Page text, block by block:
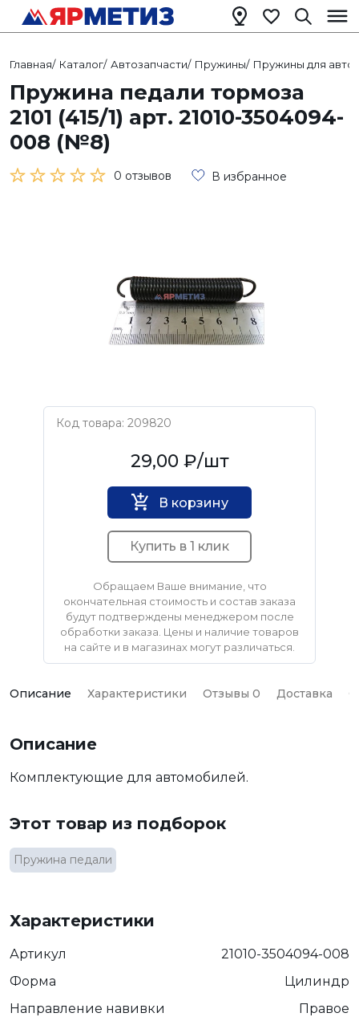
Главная/ Каталог/ Автозапчасти/ Пружины/ Пружины для
Пружина педали тормоза
2101 (415/1) арт. 21010-3504094-
008 (№8)
0 отзывов В избранное
Код товара: 209820
Нет бренда29,00 ₽/шт
В корзину
Купить в 1 клик
Обращаем Ваше внимание, что
окончательная стоимость и состав заказа
будут подтверждены менеджером после
обработки заказа. Цены и наличие товаров
на сайте и в магазинах могут различаться.
Описание Характеристики Отзывы 0 Доставка
Описание
Комплектующие для автомобилей.
Этот товар из подборок
Пружина педали
Характеристики
Артикул
21010-3504094-008
Форма
Цилиндр
Направление навивки
Правое